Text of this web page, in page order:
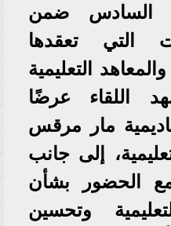
السادس ضمن
التي تعقدها
التعليمية
اللقاء عرضًا
مار مرقس
إلى جانب
الحضور بشأن
وتحسين